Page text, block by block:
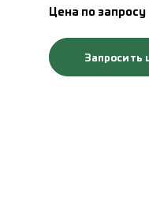
Цена по запросу
Запросить